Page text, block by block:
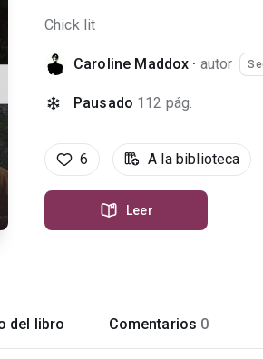
Chick lit
Caroline Maddox · autor
Pausado 112 pág.
6 A la biblioteca
Leer
del libro Comentarios 0